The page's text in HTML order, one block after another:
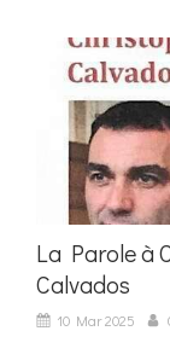
La Parole à
Calvados
10 Mar 2025